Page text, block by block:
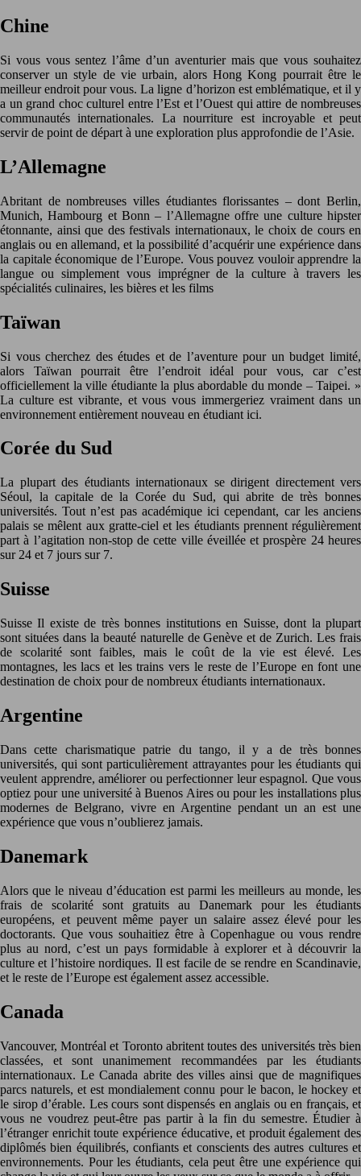
Chine
Si vous vous sentez l’âme d’un aventurier mais que vous souhaitez
conserver un style de vie urbain, alors Hong Kong pourrait être le
meilleur endroit pour vous. La ligne d’horizon est emblématique, et il y
a un grand choc culturel entre l’Est et l’Ouest qui attire de nombreuses
communautés internationales. La nourriture est incroyable et peut
servir de point de départ à une exploration plus approfondie de l’Asie.
L’Allemagne
Abritant de nombreuses villes étudiantes florissantes – dont Berlin,
Munich, Hambourg et Bonn – l’Allemagne offre une culture hipster
étonnante, ainsi que des festivals internationaux, le choix de cours en
anglais ou en allemand, et la possibilité d’acquérir une expérience dans
la capitale économique de l’Europe. Vous pouvez vouloir apprendre la
langue ou simplement vous imprégner de la culture à travers les
spécialités culinaires, les bières et les films
Taïwan
Si vous cherchez des études et de l’aventure pour un budget limité,
alors Taïwan pourrait être l’endroit idéal pour vous, car c’est
officiellement la ville étudiante la plus abordable du monde – Taipei. »
La culture est vibrante, et vous vous immergeriez vraiment dans un
environnement entièrement nouveau en étudiant ici.
Corée du Sud
La plupart des étudiants internationaux se dirigent directement vers
Séoul, la capitale de la Corée du Sud, qui abrite de très bonnes
universités. Tout n’est pas académique ici cependant, car les anciens
palais se mêlent aux gratte-ciel et les étudiants prennent régulièrement
part à l’agitation non-stop de cette ville éveillée et prospère 24 heures
sur 24 et 7 jours sur 7.
Suisse
Suisse Il existe de très bonnes institutions en Suisse, dont la plupart
sont situées dans la beauté naturelle de Genève et de Zurich. Les frais
de scolarité sont faibles, mais le coût de la vie est élevé. Les
montagnes, les lacs et les trains vers le reste de l’Europe en font une
destination de choix pour de nombreux étudiants internationaux.
Argentine
Dans cette charismatique patrie du tango, il y a de très bonnes
universités, qui sont particulièrement attrayantes pour les étudiants qui
veulent apprendre, améliorer ou perfectionner leur espagnol. Que vous
optiez pour une université à Buenos Aires ou pour les installations plus
modernes de Belgrano, vivre en Argentine pendant un an est une
expérience que vous n’oublierez jamais.
Danemark
Alors que le niveau d’éducation est parmi les meilleurs au monde, les
frais de scolarité sont gratuits au Danemark pour les étudiants
européens, et peuvent même payer un salaire assez élevé pour les
doctorants. Que vous souhaitiez être à Copenhague ou vous rendre
plus au nord, c’est un pays formidable à explorer et à découvrir la
culture et l’histoire nordiques. Il est facile de se rendre en Scandinavie,
et le reste de l’Europe est également assez accessible.
Canada
Vancouver, Montréal et Toronto abritent toutes des universités très bien
classées, et sont unanimement recommandées par les étudiants
internationaux. Le Canada abrite des villes ainsi que de magnifiques
parcs naturels, et est mondialement connu pour le bacon, le hockey et
le sirop d’érable. Les cours sont dispensés en anglais ou en français, et
vous ne voudrez peut-être pas partir à la fin du semestre. Étudier à
l’étranger enrichit toute expérience éducative, et produit également des
diplômés bien équilibrés, confiants et conscients des autres cultures et
environnements. Pour les étudiants, cela peut être une expérience qui